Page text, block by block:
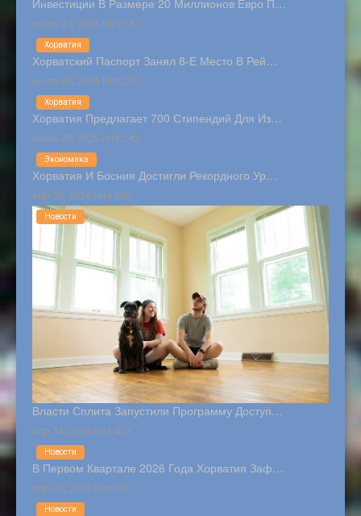
июль 31, 2026 Hits:151
Хорватский Паспорт Занял 8-Е Место В Рей…
июль 03, 2026 Hits:201
Хорватия
Хорватия Предлагает 700 Стипендий Для Из…
июнь 28, 2026 Hits:242
Хорватия
Хорватия И Босния Достигли Рекордного Ур…
апр 26, 2026 Hits:330
Экономика
Власти Сплита Запустили Программу Доступ…
апр 14, 2026 Hits:413
Новости
В Первом Квартале 2026 Года Хорватия Заф…
апр 09, 2026 Hits:392
Новости
Новости